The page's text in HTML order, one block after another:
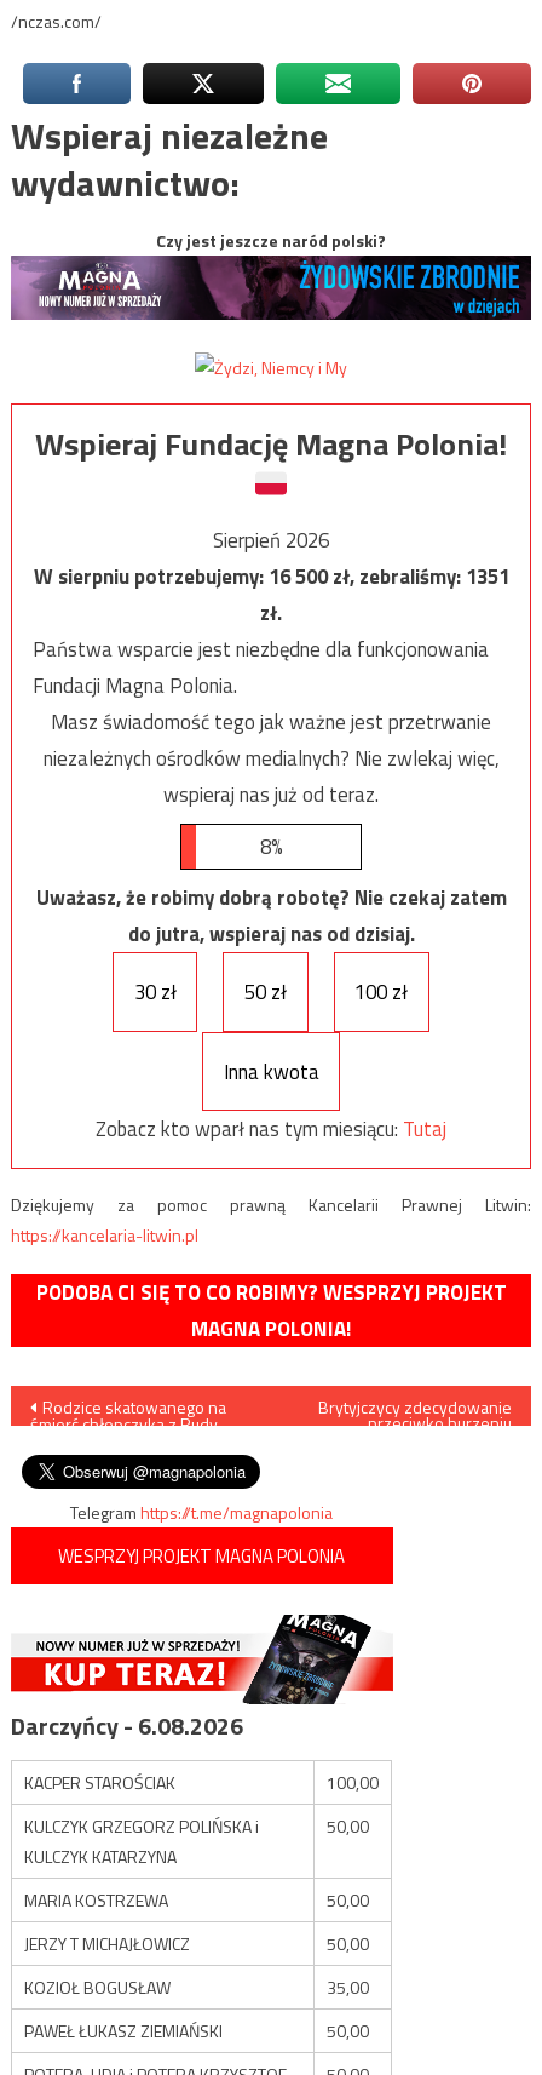
/nczas.com/
Wspieraj niezależne
wydawnictwo:
Czy jest jeszcze naród polski?
Wspieraj Fundację Magna Polonia!
Sierpień 2026
W sierpniu potrzebujemy:16 500zł, zebraliśmy:1351
zł.
Państwa wsparcie jest niezbędne dla funkcjonowania
Fundacji Magna Polonia.
Masz świadomość tego jak ważne jest przetrwanie
niezależnych ośrodków medialnych? Nie zwlekaj więc,
wspieraj nas już od teraz.
8%
Uważasz, że robimy dobrą robotę? Nie czekaj zatem
do jutra, wspieraj nas od dzisiaj.
30 zł
50 zł 100 zł
Inna kwota
Zobacz kto wparł nas tym miesiącu: Tutaj
Dziękujemy za pomoc prawną Kancelarii Prawnej Litwin:
https://kancelaria-litwin.pl
PODOBA CI SIĘ TO CO ROBIMY? WESPRZYJ PROJEKT
MAGNA POLONIA!
Nawigacja
wpisu
Rodzice skatowanego na
śmierć chłopczyka z Rudy
Brytyjczycy zdecydowanie
przeciwko burzeniu
Telegramhttps://t.me/magnapolonia
WESPRZYJ PROJEKT MAGNA POLONIA
Darczyńcy - 6.08.2026
KACPER STAROŚCIAK
100,00
KULCZYK GRZEGORZ POLIŃSKA i
KULCZYK KATARZYNA
50,00
MARIA KOSTRZEWA
50,00
JERZY T MICHAJŁOWICZ
50,00
KOZIOŁ BOGUSŁAW
35,00
PAWEŁ ŁUKASZ ZIEMIAŃSKI
50,00